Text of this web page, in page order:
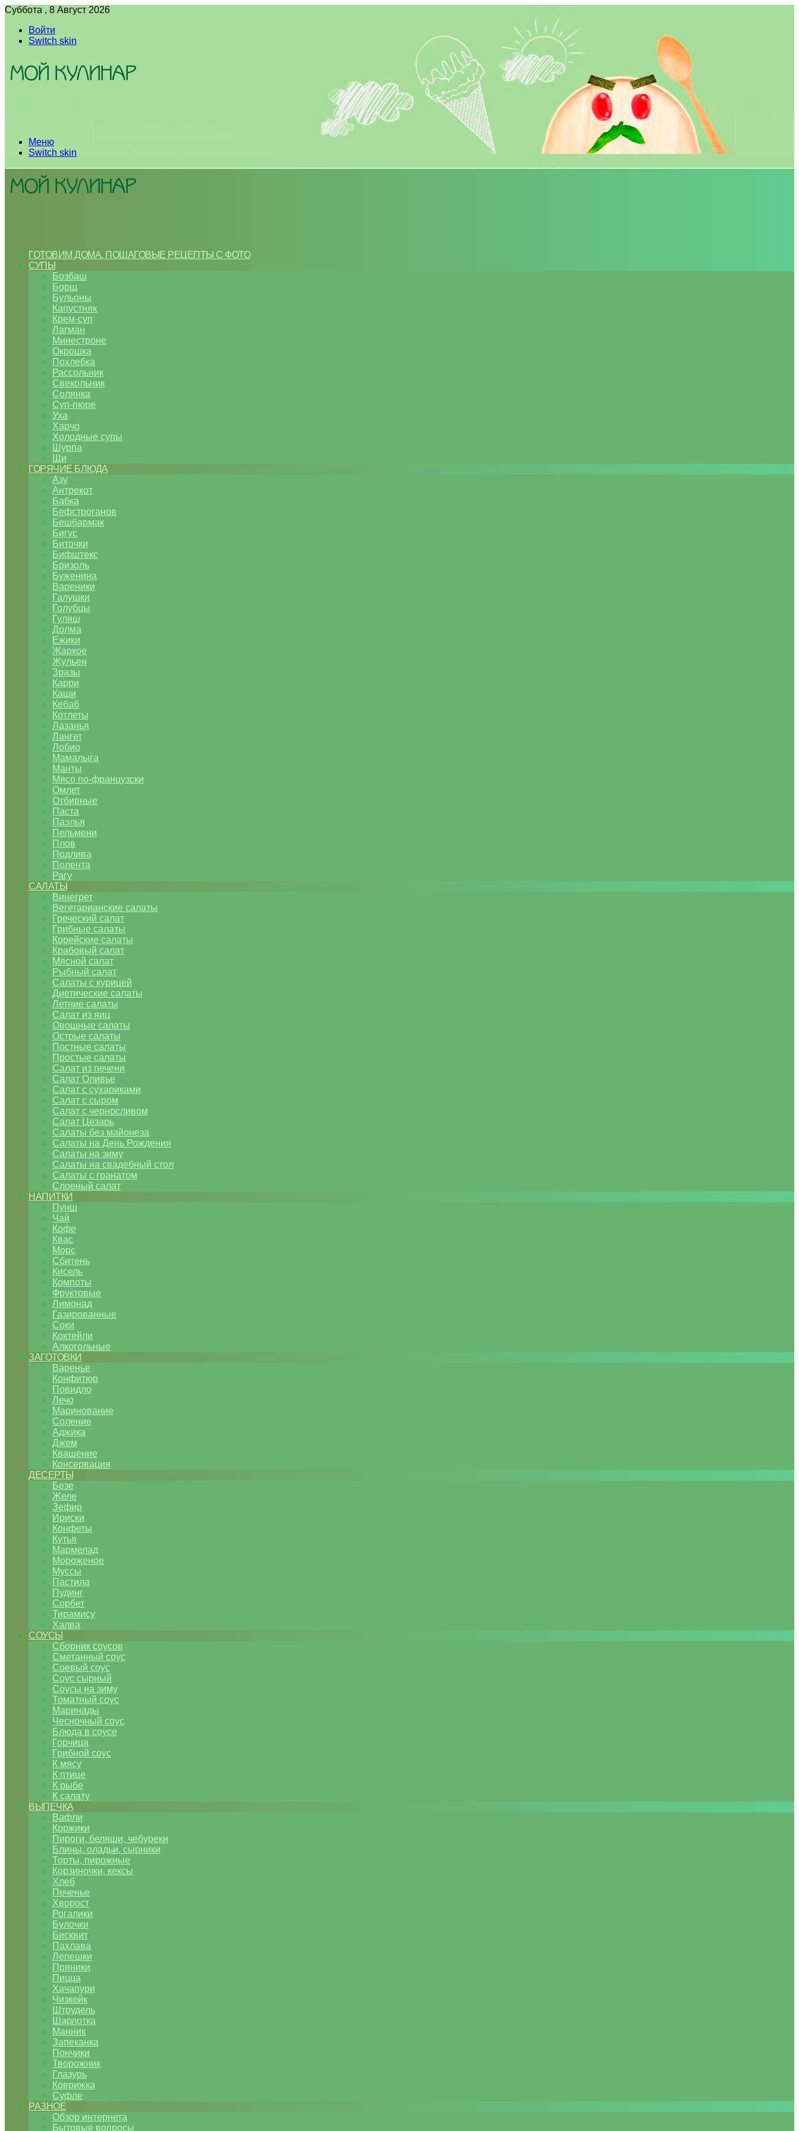
Суббота , 8 Август 2026
Войти
Switch skin
Меню
Switch skin
ГОТОВИМ ДОМА. ПОШАГОВЫЕ РЕЦЕПТЫ С ФОТО
СУПЫ
Бозбаш
Борщ
Бульоны
Капустняк
Крем-суп
Лагман
Минестроне
Окрошка
Похлебка
Рассольник
Свекольник
Солянка
Суп-пюре
Уха
Харчо
Холодные супы
Шурпа
Щи
ГОРЯЧИЕ БЛЮДА
Азу
Антрекот
Бабка
Бефстроганов
Бешбармак
Бигус
Биточки
Бифштекс
Бризоль
Буженина
Вареники
Галушки
Голубцы
Гуляш
Долма
Ежики
Жаркое
Жульен
Зразы
Карри
Каши
Кебаб
Котлеты
Лазанья
Лангет
Лобио
Мамалыга
Манты
Мясо по-французски
Омлет
Отбивные
Паста
Паэлья
Пельмени
Плов
Подлива
Полента
Рагу
САЛАТЫ
Винегрет
Вегетарианские салаты
Греческий салат
Грибные салаты
Корейские салаты
Крабовый салат
Мясной салат
Рыбный салат
Салаты с курицей
Диетические салаты
Летние салаты
Салат из яиц
Овощные салаты
Острые салаты
Постные салаты
Простые салаты
Салат из печени
Салат Оливье
Салат с сухариками
Салат с сыром
Салат с черносливом
Салат Цезарь
Салаты без майонеза
Салаты на День Рождения
Салаты на зиму
Салаты на свадебный стол
Салаты с гранатом
Слоеный салат
НАПИТКИ
Пунш
Чай
Кофе
Квас
Морс
Сбитень
Кисель
Компоты
Фруктовые
Лимонад
Газированные
Соки
Коктейли
Алкогольные
ЗАГОТОВКИ
Варенье
Конфитюр
Повидло
Лечо
Маринование
Соление
Аджика
Джем
Квашение
Консервация
ДЕСЕРТЫ
Безе
Желе
Зефир
Ириски
Конфеты
Кутья
Мармелад
Мороженое
Муссы
Пастила
Пудинг
Сорбет
Тирамису
Халва
СОУСЫ
Сборник соусов
Сметанный соус
Соевый соус
Соус сырный
Соусы на зиму
Томатный соус
Маринады
Чесночный соус
Блюда в соусе
Горчица
Грибной соус
К мясу
К птице
К рыбе
К салату
ВЫПЕЧКА
Вафли
Коржики
Пироги, беляши, чебуреки
Блины, оладьи, сырники
Торты, пирожные
Корзиночки, кексы
Хлеб
Печенье
Хворост
Рогалики
Булочки
Бисквит
Пахлава
Лепешки
Пряники
Пицца
Хачапури
Чизкейк
Штрудель
Шарлотка
Манник
Запеканка
Пончики
Творожник
Глазурь
Коврижка
Суфле
РАЗНОЕ
Обзор интернета
Бытовые вопросы